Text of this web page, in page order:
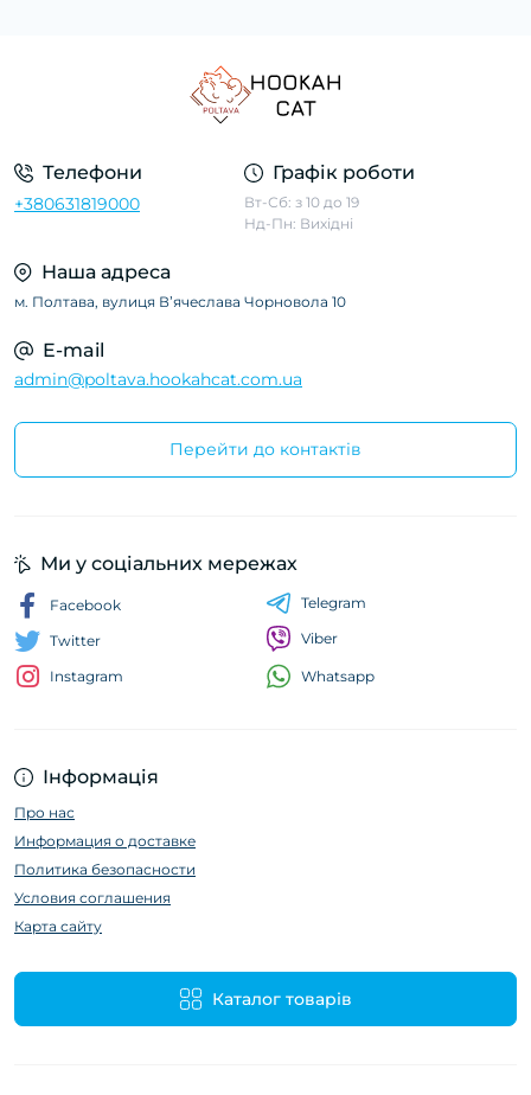
Телефони
+380631819000
Графік роботи
Вт-Сб: з 10 до 19
Нд-Пн: Вихідні
Наша адреса
м. Полтава, вулиця Вʼячеслава Чорновола 10
E-mail
admin@poltava.hookahcat.com.ua
Перейти до контактів
Інформація
Про нас
Информация о доставке
Политика безопасности
Условия соглашения
Карта сайту
Каталог товарів
Ми у соціальних мережах
Facebook
Twitter
Instagram
Telegram
Viber
Whatsapp